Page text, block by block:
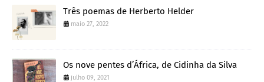
Três poemas de Herberto Helder
maio 27, 2022
Os nove pentes d’África, de Cidinha da Silva
julho 09, 2021